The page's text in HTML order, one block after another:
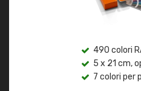
490 colori
5 x 21 cm,
7 colori per